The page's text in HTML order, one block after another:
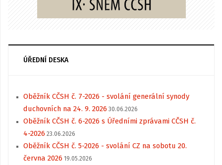
ÚŘEDNÍ DESKA
Oběžník CČSH č. 7-2026 - svolání generální synody
duchovních na 24. 9. 2026 30.06.2026
Oběžník CČSH č. 6-2026 s Úředními zprávami CČSH č.
4-2026 23.06.2026
Oběžník CČSH č. 5-2026 - svolání CZ na sobotu 20.
června 2026 19.05.2026